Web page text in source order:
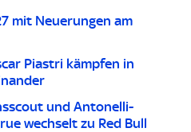
mit Neuerungen am
Piastri kämpfen in
und Antonelli-
wechselt zu Red Bull